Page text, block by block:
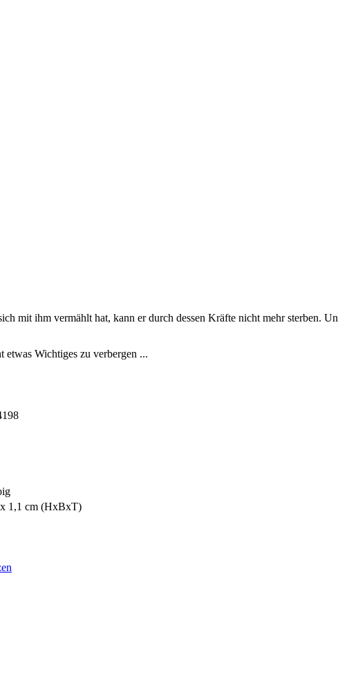
mit ihm vermählt hat, kann er durch dessen Kräfte nicht mehr sterben.
Wichtiges zu verbergen ...
1,1 cm (HxBxT)